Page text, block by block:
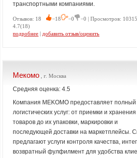
транспортными компаниями.
Отзывов: 18 −18 −0
−0 | Просмотров:
4.7(18)
подробнее | добавить отзыв/оценить
Мекомо , г. Москва
Средняя оценка: 4.5
Компания MEKOMO предоставляет полный
логистических услуг: от приемки и хранения
товаров до их упаковки, маркировки и
последующей доставки на маркетплейсы.
предлагают услуги контроля качества,
возвратный фулфилмент для удобства